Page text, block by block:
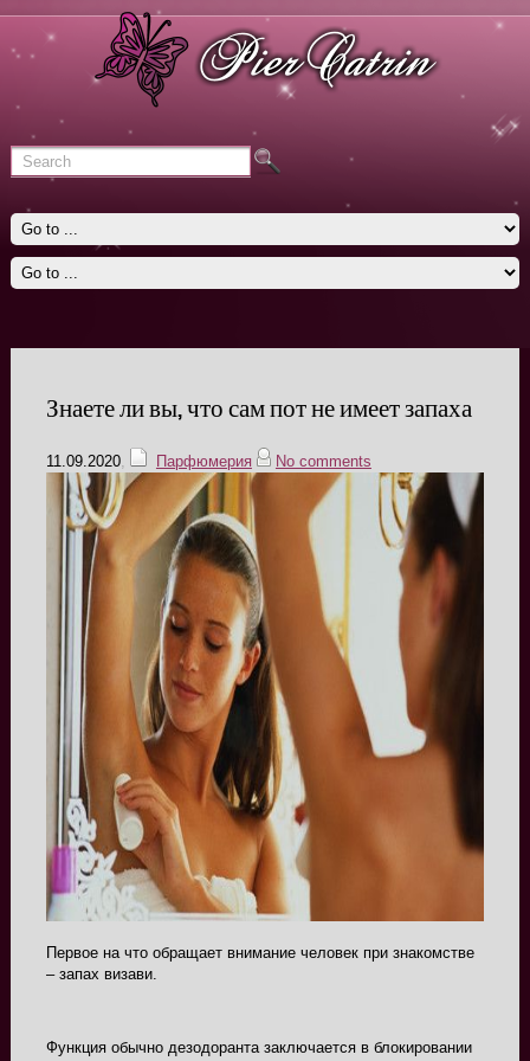
Знаете ли вы, что сам пот не имеет запаха
11.09.2020, Парфюмерия No comments
Первое на что обращает внимание человек при знакомстве
– запах визави.
Функция обычно дезодоранта заключается в блокировании